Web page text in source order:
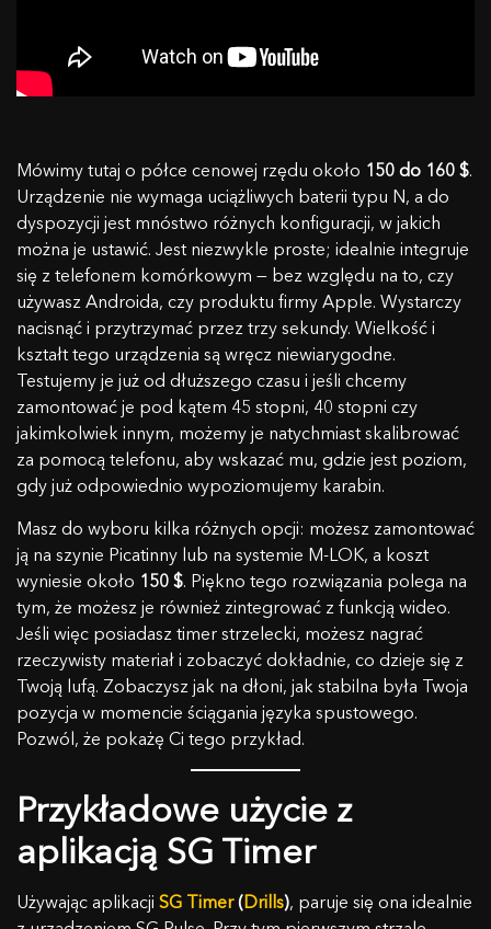
Mówimy tutaj o półce cenowej rzędu około 150 do 160 $.
Urządzenie nie wymaga uciążliwych baterii typu N, a do
dyspozycji jest mnóstwo różnych konfiguracji, w jakich
można je ustawić. Jest niezwykle proste; idealnie integruje
się z telefonem komórkowym — bez względu na to, czy
używasz Androida, czy produktu firmy Apple. Wystarczy
nacisnąć i przytrzymać przez trzy sekundy. Wielkość i
kształt tego urządzenia są wręcz niewiarygodne.
Testujemy je już od dłuższego czasu i jeśli chcemy
zamontować je pod kątem 45 stopni, 40 stopni czy
jakimkolwiek innym, możemy je natychmiast skalibrować
za pomocą telefonu, aby wskazać mu, gdzie jest poziom,
gdy już odpowiednio wypoziomujemy karabin.
Masz do wyboru kilka różnych opcji: możesz zamontować
ją na szynie Picatinny lub na systemie M-LOK, a koszt
wyniesie około 150 $. Piękno tego rozwiązania polega na
tym, że możesz je również zintegrować z funkcją wideo.
Jeśli więc posiadasz timer strzelecki, możesz nagrać
rzeczywisty materiał i zobaczyć dokładnie, co dzieje się z
Twoją lufą. Zobaczysz jak na dłoni, jak stabilna była Twoja
pozycja w momencie ściągania języka spustowego.
Pozwól, że pokażę Ci tego przykład.
Przykładowe użycie z
aplikacją SG Timer
Używając aplikacji SG Timer (Drills), paruje się ona idealnie